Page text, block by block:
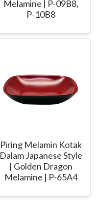
Melamine | P-09B8,
P-10B8
Piring Melamin Kotak
Dalam Japanese Style
| Golden Dragon
Melamine | P-65A4